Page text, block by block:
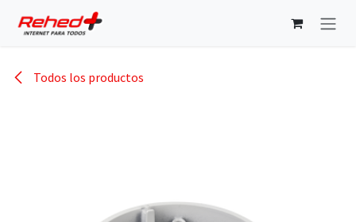
Todos los productos